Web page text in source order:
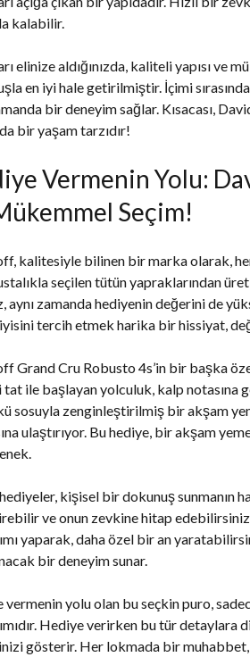
kalabilir.
elinize aldığınızda, kaliteli yapısı
en iyi hale getirilmiştir. İçimi
bir deneyim sağlar. Kısacası,
bir yaşam tarzıdır!
Vermenin Yolu:
Seçim!
kalitesiyle bilinen bir marka olarak,
seçilen tütün yapraklarından
aynı zamanda hediyenin değerini de
tercih etmek harika bir hissiyat,
Grand Cru Robusto 4s’in bir başka
ile başlayan yolculuk, kalp
sosuyla zenginleştirilmiş bir akşam
ulaştırıyor. Bu hediye, bir akşam
kişisel bir dokunuş
ve onun zevkine hitap
yaparak, daha özel bir an
bir deneyim sunar.
vermenin yolu olan bu seçkin puro,
Hediye verirken bu tür
gösterir. Her lokmada bir muhabbet,